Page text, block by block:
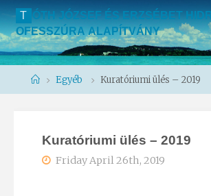
T ÓT H J ÓZS E F ÉS E RZSÉ BET H D
OFESSZÚ RA ALAPÍTVÁNY
HomeEgyéb Kuratóriumi ülés – 2019
Kuratóriumi ülés – 2019
Friday April 26th, 2019